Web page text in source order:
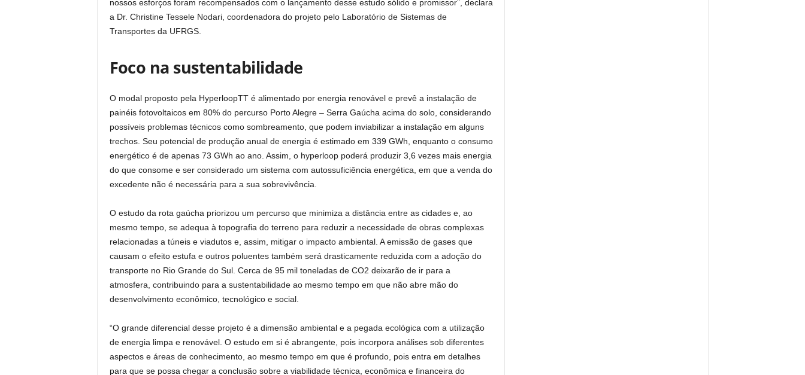
nossos esforços foram recompensados com o lançamento desse estudo sólido e promissor”, declara
a Dr. Christine Tessele Nodari, coordenadora do projeto pelo Laboratório de Sistemas de
Transportes da UFRGS.
Foco na sustentabilidade
O modal proposto pela HyperloopTT é alimentado por energia renovável e prevê a instalação de
painéis fotovoltaicos em 80% do percurso Porto Alegre – Serra Gaúcha acima do solo, considerando
possíveis problemas técnicos como sombreamento, que podem inviabilizar a instalação em alguns
trechos. Seu potencial de produção anual de energia é estimado em 339 GWh, enquanto o consumo
energético é de apenas 73 GWh ao ano. Assim, o hyperloop poderá produzir 3,6 vezes mais energia
do que consome e ser considerado um sistema com autossuficiência energética, em que a venda do
excedente não é necessária para a sua sobrevivência.
O estudo da rota gaúcha priorizou um percurso que minimiza a distância entre as cidades e, ao
mesmo tempo, se adequa à topografia do terreno para reduzir a necessidade de obras complexas
relacionadas a túneis e viadutos e, assim, mitigar o impacto ambiental. A emissão de gases que
causam o efeito estufa e outros poluentes também será drasticamente reduzida com a adoção do
transporte no Rio Grande do Sul. Cerca de 95 mil toneladas de CO2 deixarão de ir para a
atmosfera, contribuindo para a sustentabilidade ao mesmo tempo em que não abre mão do
desenvolvimento econômico, tecnológico e social.
“O grande diferencial desse projeto é a dimensão ambiental e a pegada ecológica com a utilização
de energia limpa e renovável. O estudo em si é abrangente, pois incorpora análises sob diferentes
aspectos e áreas de conhecimento, ao mesmo tempo em que é profundo, pois entra em detalhes
para que se possa chegar a conclusão sobre a viabilidade técnica, econômica e financeira do